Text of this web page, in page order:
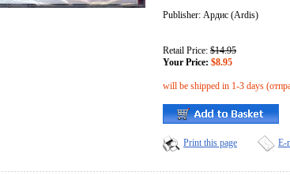
Publisher: Ардис (Ardis)
Retail Price: $14.95
Your Price: $8.95
will be shipped in 1-3 days
Print this page E-